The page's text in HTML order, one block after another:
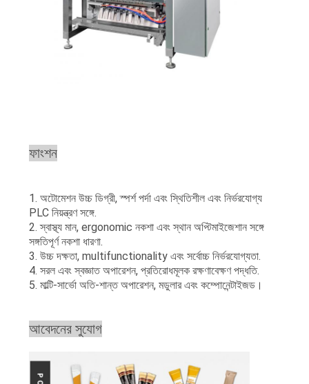
ফাংশন
1. অটোমেশন উচ্চ ডিগ্রী, স্পর্শ পর্দা এবং স্থিতিশীল এবং নির্ভরযোগ্য
PLC নিয়ন্ত্রণ সঙ্গে.
2. স্বাস্থ্য মান, ergonomic নকশা এবং স্থান অপ্টিমাইজেশান সঙ্গে
সঙ্গতিপূর্ণ নকশা ধারণা.
3. উচ্চ দক্ষতা, multifunctionality এবং সর্বোচ্চ নির্ভরযোগ্যতা.
4. সরল এবং স্বজ্ঞাত অপারেশন, প্রতিরোধমূলক রক্ষণাবেক্ষণ পদ্ধতি.
5. মাল্টি-সার্ভো অতি-শান্ত অপারেশন, মডুলার এবং কম্পোনেন্টাইজড।
আবেদনের সুযোগ